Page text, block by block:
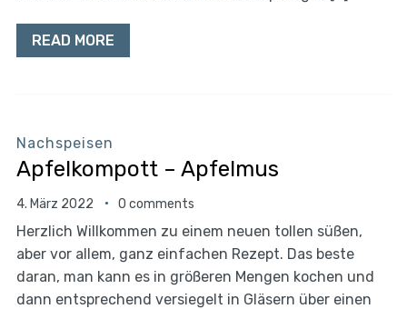
READ MORE
Nachspeisen
Apfelkompott – Apfelmus
4. März 2022 0 comments
Herzlich Willkommen zu einem neuen tollen süßen,
aber vor allem, ganz einfachen Rezept. Das beste
daran, man kann es in größeren Mengen kochen und
dann entsprechend versiegelt in Gläsern über einen